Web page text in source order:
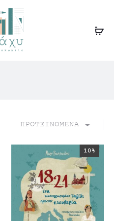
ΠΡΟΤΕΙΝΟΜΕΝΑ
10%